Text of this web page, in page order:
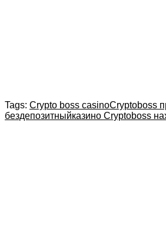
Tags: Crypto boss casinoCryptoboss
бездепозитныйказино Cryptoboss